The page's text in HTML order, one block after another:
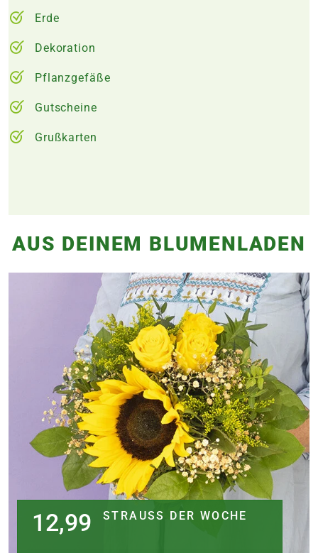
Erde
Dekoration
Pflanzgefäße
Gutscheine
Grußkarten
AUS DEINEM BLUMENLADEN
12,99 STRAUSS DER WOCHE